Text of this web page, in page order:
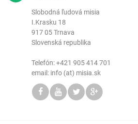
Slobodná ľudová misia
I.Krasku 18
917 05 Trnava
Slovenská republika
Telefón:+421 905 414 701
email: info (at) misia.sk